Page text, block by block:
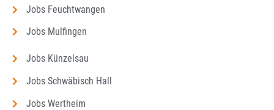
Jobs Feuchtwangen
Jobs Mulfingen
Jobs Künzelsau
Jobs Schwäbisch Hall
Jobs Wertheim